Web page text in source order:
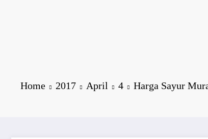
Home 2017 April 4 Harga Sayur